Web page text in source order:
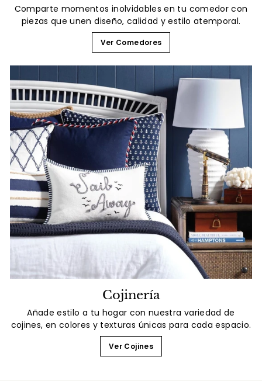
Comparte momentos inolvidables en tu comedor con
piezas que unen diseño, calidad y estilo atemporal.
Ver Comedores
Cojinería
Añade estilo a tu hogar con nuestra variedad de
cojines, en colores y texturas únicas para cada espacio.
Ver Cojines